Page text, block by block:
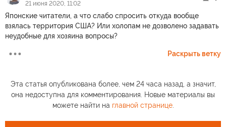
21 июня 2020, 11:02
Японские читатели, а что слабо спросить откуда вообще
взялась территория США? Или холопам не дозволено задавать
неудобные для хозяина вопросы?
Раскрыть ветку
Эта статья опубликована более, чем 24 часа назад, а значит,
она недоступна для комментирования. Новые материалы вы
можете найти на главной странице.